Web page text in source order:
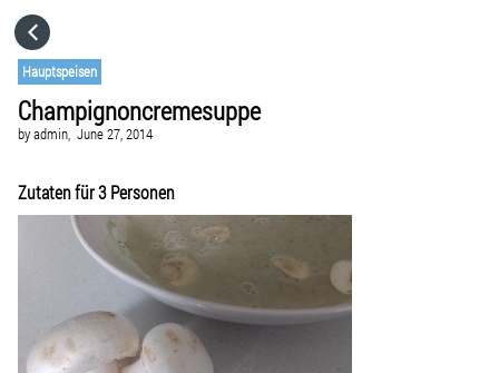
Hauptspeisen
Champignoncremesuppe
byadmin, June 27, 2014
Zutaten für 3 Personen
CATEGORIES
VISIT WEBSITE